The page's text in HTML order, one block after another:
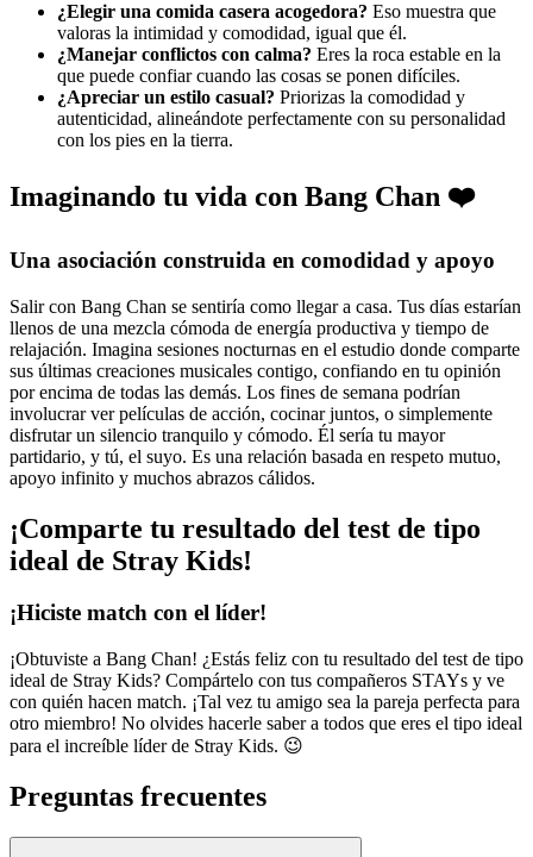
¿Elegir una comida casera acogedora? Eso muestra que
valoras la intimidad y comodidad, igual que él.
¿Manejar conflictos con calma? Eres la roca estable en la
que puede confiar cuando las cosas se ponen difíciles.
¿Apreciar un estilo casual? Priorizas la comodidad y
autenticidad, alineándote perfectamente con su personalidad
con los pies en la tierra.
Imaginando tu vida con Bang Chan ❤️
Una asociación construida en comodidad y apoyo
Salir con Bang Chan se sentiría como llegar a casa. Tus días estarían
llenos de una mezcla cómoda de energía productiva y tiempo de
relajación. Imagina sesiones nocturnas en el estudio donde comparte
sus últimas creaciones musicales contigo, confiando en tu opinión
por encima de todas las demás. Los fines de semana podrían
involucrar ver películas de acción, cocinar juntos, o simplemente
disfrutar un silencio tranquilo y cómodo. Él sería tu mayor
partidario, y tú, el suyo. Es una relación basada en respeto mutuo,
apoyo infinito y muchos abrazos cálidos.
¡Comparte tu resultado del test de tipo
ideal de Stray Kids!
¡Hiciste match con el líder!
¡Obtuviste a Bang Chan! ¿Estás feliz con tu resultado del test de tipo
ideal de Stray Kids? Compártelo con tus compañeros STAYs y ve
con quién hacen match. ¡Tal vez tu amigo sea la pareja perfecta para
otro miembro! No olvides hacerle saber a todos que eres el tipo ideal
para el increíble líder de Stray Kids. 😉
Preguntas frecuentes